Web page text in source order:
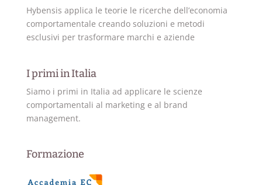
Hybensis applica le teorie le ricerche dell’economia
comportamentale creando soluzioni e metodi
esclusivi per trasformare marchi e aziende
I primi in Italia
Siamo i primi in Italia ad applicare le scienze
comportamentali al marketing e al brand
management.
Formazione